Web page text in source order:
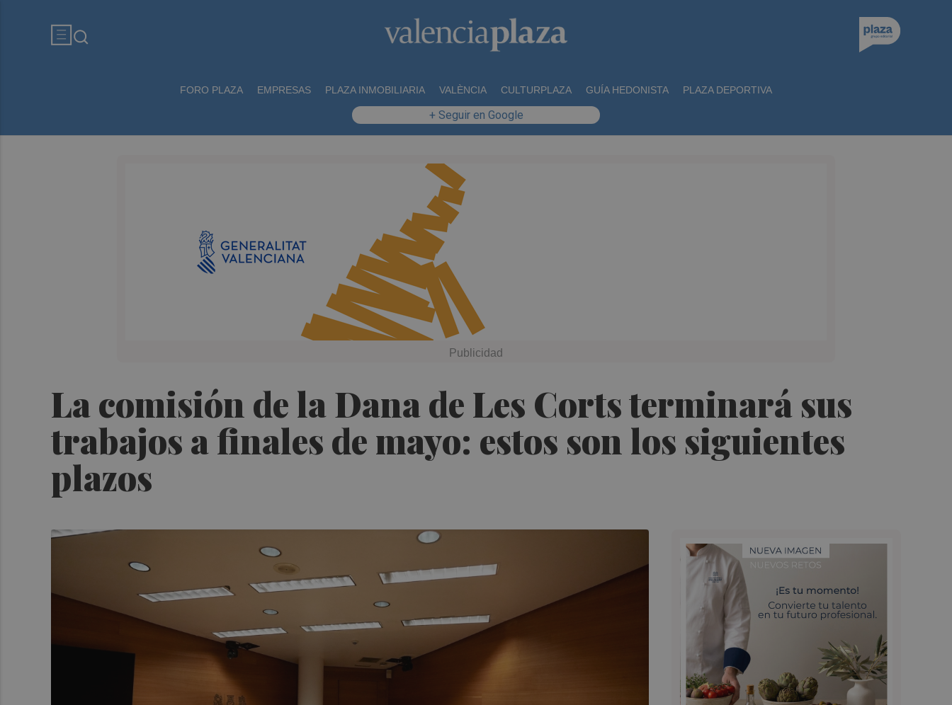
FORO PLAZA EMPRESAS PLAZA INMOBILIARIA VALÈNCIA CULTURPLAZA GUÍA HEDONISTA PLAZA DEPORTIVA
+ Seguir en Google
La comisión de la Dana de Les Corts terminará sus
trabajos a finales de mayo: estos son los siguientes
plazos